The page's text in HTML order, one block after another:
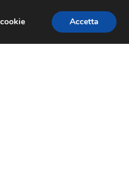
EVENTI E COMPETIZIONI
Accetta